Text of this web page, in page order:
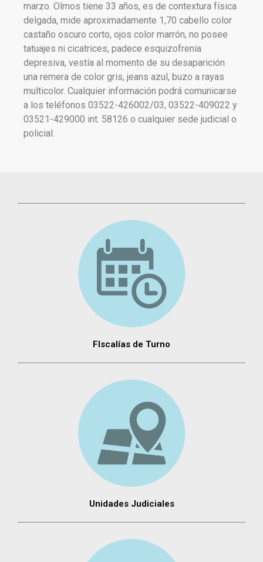
marzo. Olmos tiene 33 años, es de contextura física
delgada, mide aproximadamente 1,70 cabello color
castaño oscuro corto, ojos color marrón, no posee
tatuajes ni cicatrices, padece esquizofrenia
depresiva, vestía al momento de su desaparición
una remera de color gris, jeans azul, buzo a rayas
multicolor. Cualquier información podrá comunicarse
a los teléfonos 03522-426002/03, 03522-409022 y
03521-429000 int. 58126 o cualquier sede judicial o
policial.
FIscalías de Turno
Unidades Judiciales